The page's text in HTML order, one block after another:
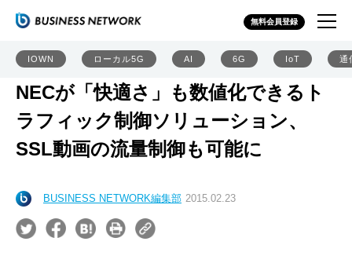
無料会員登録
IOWN ローカル5G AI 6G IoT 通
NECが「快適さ」も数値化できるト
ラフィック制御ソリューション、
SSL動画の流量制御も可能に
BUSINESS NETWORK編集部 2015.02.23